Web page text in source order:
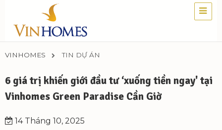
VINHOMES TIN DỰ ÁN
6 giá trị khiến giới đầu tư ‘xuống tiền ngay' tại
Vinhomes Green Paradise Cần Giờ
14 Tháng 10, 2025